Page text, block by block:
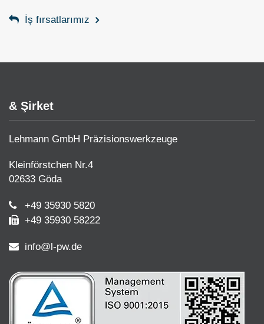
İş fırsatlarımız
& Şirket
Lehmann GmbH Präzisionswerkzeuge
Kleinförstchen Nr.4
02633 Göda
+49 35930 5820
+49 35930 58222
info@l-pw.de